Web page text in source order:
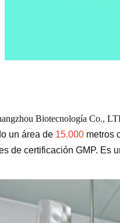
Biotecnología Co.,
un área de 15.000metros
de certificación GMP. Es